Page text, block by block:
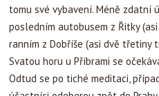
tomu své vybavení. Méně zdatní
posledním autobusem z Řitky
ranním z Dobříše (asi dvě třetiny
Svatou horu u Příbrami se
Odtud se po tiché meditaci,